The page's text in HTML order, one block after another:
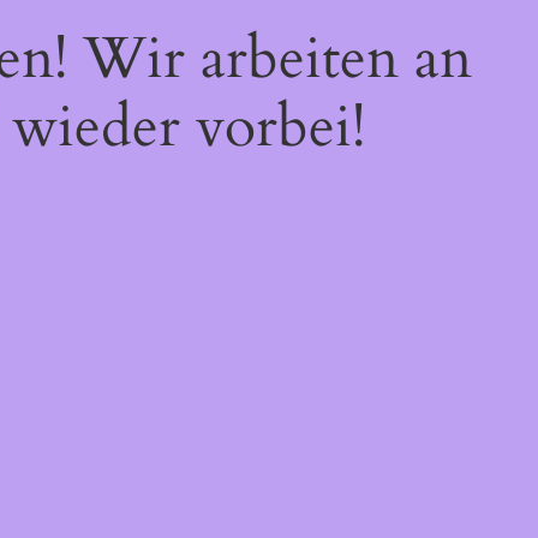
Wir arbeiten an
vorbei!